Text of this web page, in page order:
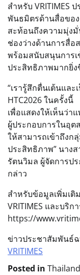
สำหรับ VRITIMES
พันธมิตรด้านสื่อขอ
สะท้อนถึงความมุ่ง
ช่องว่างด้านการสื่อ
พร้อมสนับสนุนการ
ประสิทธิภาพมากยิ่
“เรารู้สึกตื่นเต้นแล
HTC2026 ในครั้งนี้
เพื่อแสดงให้เห็นว่า
ผู้ประกอบการในอุต
ให้สามารถเข้าถึงก
ประสิทธิภาพ” นาง
รัตนวิมล ผู้จัดการปร
กล่าว
สำหรับข้อมูลเพิ่มเติ
VRITIMES และบริก
https://
ข่าวประชาสัมพันธ์ฉ
VRITIMES
Posted in Thailand